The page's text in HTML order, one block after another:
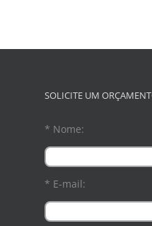
SOLICITE UM
* Nome:
* E-mail: